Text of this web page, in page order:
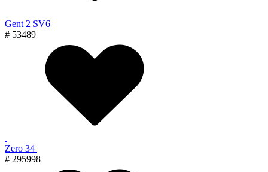
Gent 2 SV6
# 53489
Zero 34
# 295998